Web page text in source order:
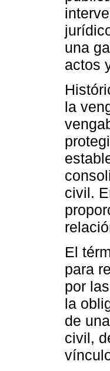
una
actos
la
civil.
El
para
por
la
de
civil,